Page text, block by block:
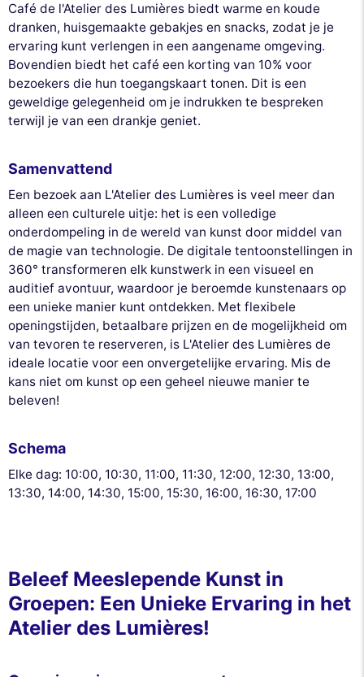
Café de l'Atelier des Lumières biedt warme en koude
dranken, huisgemaakte gebakjes en snacks, zodat je je
ervaring kunt verlengen in een aangename omgeving.
Bovendien biedt het café een korting van 10% voor
bezoekers die hun toegangskaart tonen. Dit is een
geweldige gelegenheid om je indrukken te bespreken
terwijl je van een drankje geniet.
Samenvattend
Een bezoek aan L'Atelier des Lumières is veel meer dan
alleen een culturele uitje: het is een volledige
onderdompeling in de wereld van kunst door middel van
de magie van technologie. De digitale tentoonstellingen in
360° transformeren elk kunstwerk in een visueel en
auditief avontuur, waardoor je beroemde kunstenaars op
een unieke manier kunt ontdekken. Met flexibele
openingstijden, betaalbare prijzen en de mogelijkheid om
van tevoren te reserveren, is L'Atelier des Lumières de
ideale locatie voor een onvergetelijke ervaring. Mis de
kans niet om kunst op een geheel nieuwe manier te
beleven!
Schema
Elke dag: 10:00, 10:30, 11:00, 11:30, 12:00, 12:30, 13:00,
13:30, 14:00, 14:30, 15:00, 15:30, 16:00, 16:30, 17:00
Beleef Meeslepende Kunst in
Groepen: Een Unieke Ervaring in het
Atelier des Lumières!